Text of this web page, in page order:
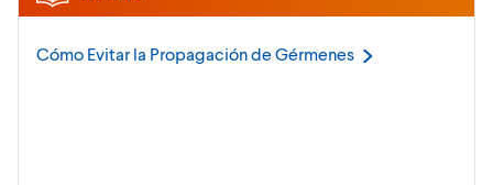
Cómo Evitar la Propagación de Gérmenes